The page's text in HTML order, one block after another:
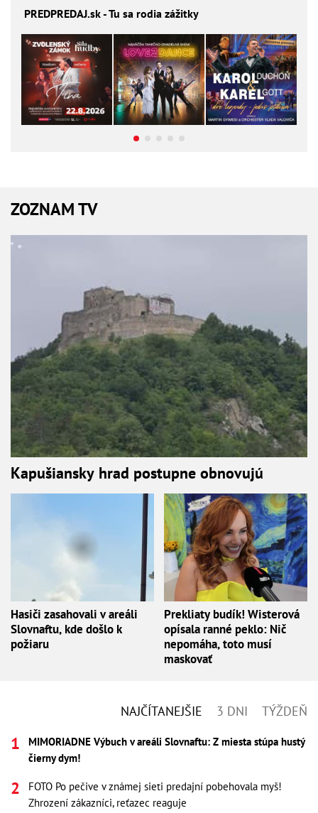
PREDPREDAJ.sk - Tu sa rodia zážitky
ZOZNAM TV
Kapušiansky hrad postupne obnovujú
Hasiči zasahovali v areáli
Slovnaftu, kde došlo k
požiaru
Prekliaty budík! Wisterová
opísala ranné peklo: Nič
nepomáha, toto musí
maskovať
NAJČÍTANEJŠIE 3 DNI TÝŽDEŇ
MIMORIADNE Výbuch v areáli Slovnaftu: Z miesta stúpa hustý
čierny dym!
FOTO Po pečive v známej sieti predajní pobehovala myš!
Zhrození zákazníci, reťazec reaguje